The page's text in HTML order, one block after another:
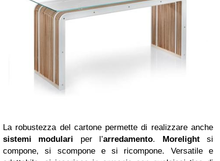
La robustezza del cartone permette di realizzare anche
sistemi modulari per l’arredamento. Morelightsi
compone, si scompone e si ricompone. Versatile e